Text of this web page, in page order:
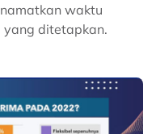
waktu
yang ditetapkan.